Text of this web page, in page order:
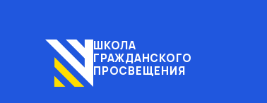
ШКОЛА
ГРАЖДАНСКОГО
ПРОСВЕЩЕНИЯ